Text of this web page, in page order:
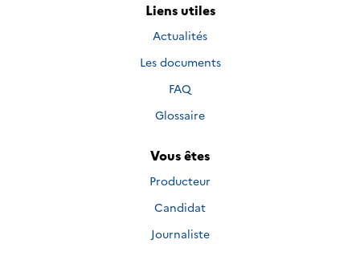
Liens utiles
Actualités
Les documents
FAQ
Glossaire
Vous êtes
Producteur
Candidat
Journaliste